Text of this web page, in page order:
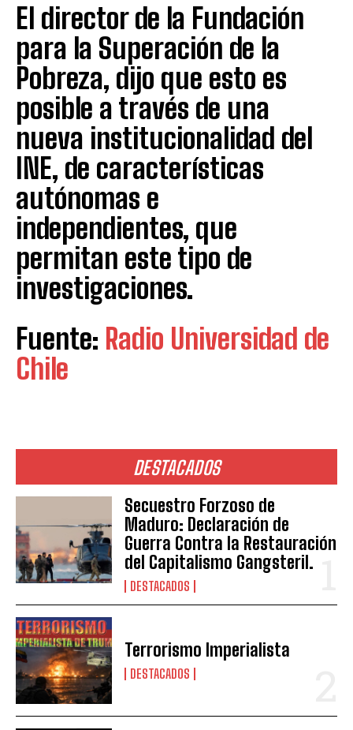
DESTACADOS
Secuestro Forzoso de
Maduro: Declaración de
Guerra Contra la Restauración
del Capitalismo Gangsteril.
DESTACADOS
Terrorismo Imperialista
DESTACADOS
El director de la Fundación
para la Superación de la
Pobreza, dijo que esto es
posible a través de una
nueva institucionalidad del
INE, de características
autónomas e
independientes, que
permitan este tipo de
investigaciones.
Fuente: Radio Universidad de
Chile